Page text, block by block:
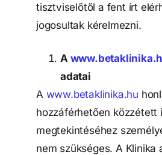
tisztviselőtől a fent írt
jogosultak kérelmezni.
A
adatai
A www.betaklinika.hu
hozzáférhetően közzétett
megtekintéséhez
nem szükséges. A Klinika